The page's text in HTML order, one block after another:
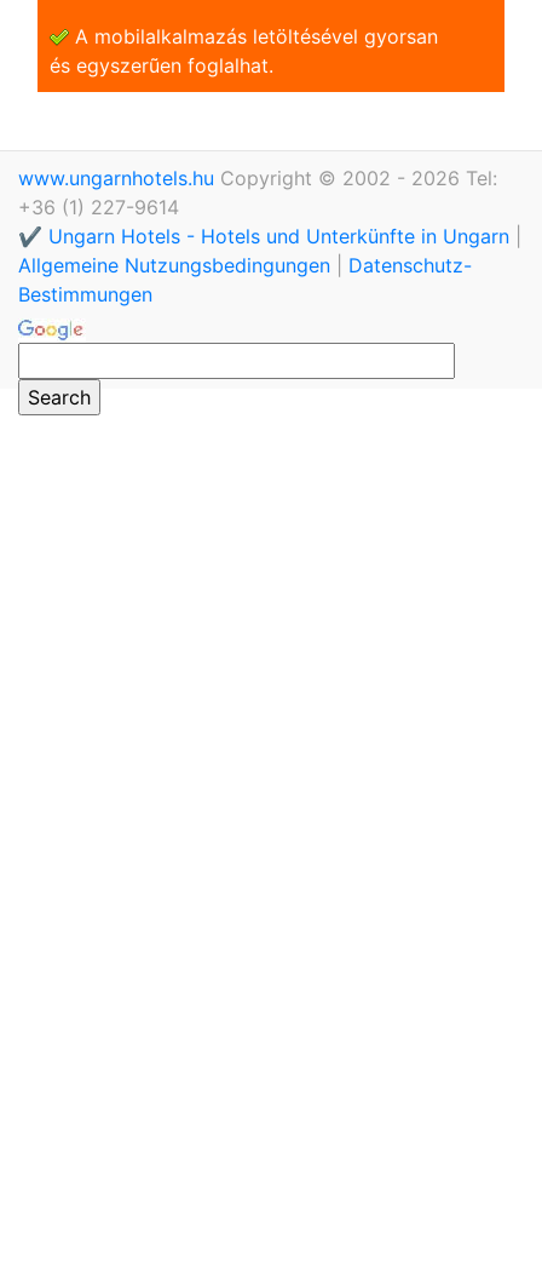
A mobilalkalmazás letöltésével gyorsan
és egyszerũen foglalhat.
www.ungarnhotels.hu Copyright © 2002 - 2026 Tel:
+36 (1) 227-9614
✔️ Ungarn Hotels - Hotels und Unterkünfte in Ungarn
Allgemeine Nutzungsbedingungen
Datenschutz-
Bestimmungen